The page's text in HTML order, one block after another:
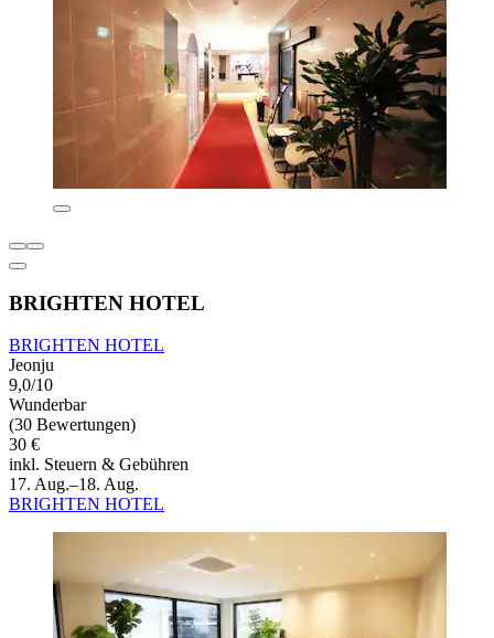
BRIGHTEN HOTEL
BRIGHTEN HOTEL
Jeonju
9,0/10
Wunderbar
(30 Bewertungen)
30 €
inkl. Steuern & Gebühren
17. Aug.–18. Aug.
BRIGHTEN HOTEL